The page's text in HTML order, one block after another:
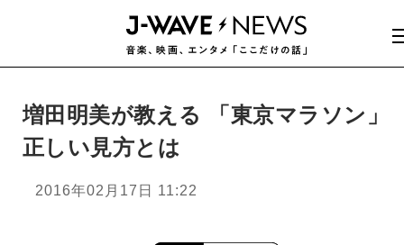
増田明美が教える 「東京マラソン」
正しい見方とは
2016年02月17日 11:22